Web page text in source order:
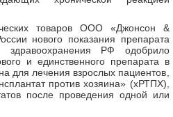
товаров ООО «Джонсон &
нового показания препарата
здравоохранения РФ одобрило
и единственного препарата в
для лечения взрослых пациентов,
против хозяина» (хРТПХ),
после проведения одной или